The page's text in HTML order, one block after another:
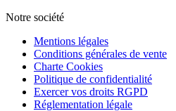
Notre société
Mentions légales
Conditions générales de vente
Charte Cookies
Politique de confidentialité
Exercer vos droits RGPD
Réglementation légale